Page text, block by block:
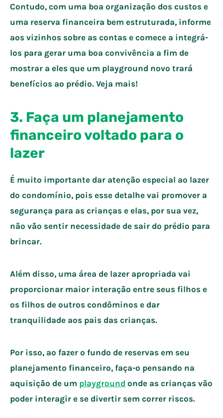
Contudo, com uma boa organização dos custos e
uma reserva financeira bem estruturada, informe
aos vizinhos sobre as contas e comece a integrá-
los para gerar uma boa convivência a fim de
mostrar a eles que um playground novo trará
benefícios ao prédio. Veja mais!
3. Faça um planejamento
financeiro voltado para o
lazer
É muito importante dar atenção especial ao lazer
do condomínio, pois esse detalhe vai promover a
segurança para as crianças e elas, por sua vez,
não vão sentir necessidade de sair do prédio para
brincar.
Além disso, uma área de lazer apropriada vai
proporcionar maior interação entre seus filhos e
os filhos de outros condôminos e dar
tranquilidade aos pais das crianças.
Por isso, ao fazer o fundo de reservas em seu
planejamento financeiro, faça-o pensando na
aquisição de um playground onde as crianças vão
poder interagir e se divertir sem correr riscos.